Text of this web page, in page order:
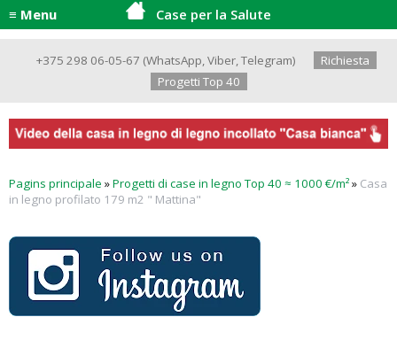
≡ Menu Case per la Salute
+375 298 06-05-67 (WhatsApp,Viber,Telegram)
Richiesta
Progetti Top 40
Pagins principale »Progetti di case in legno Top 40 ≈ 1000 €/m²» Casa
in legno profilato 179 m2 " Mattina"